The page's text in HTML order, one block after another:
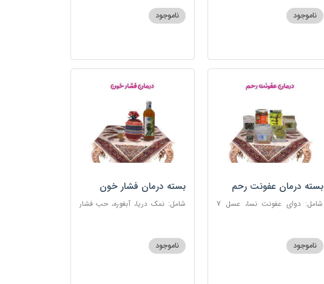
ناموجود
ناموجود
بسته درمان عفونت رحم
شامل: دوای عفونت نسا، عسل 7
اعلاناموجود
بسته درمان فشار خون
شامل: نمک دریا، آبغوره، حب فشار
ناموجود